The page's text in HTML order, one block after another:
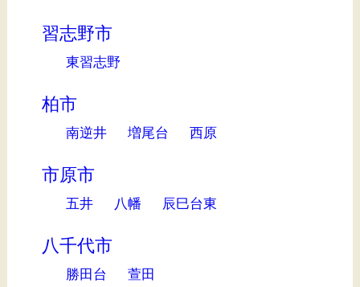
習志野市
東習志野
柏市
南逆井 増尾台 西原
市原市
五井 八幡 辰巳台東
八千代市
勝田台 萱田